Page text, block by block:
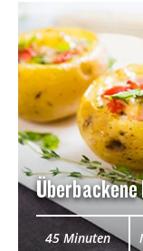
45 Minuten